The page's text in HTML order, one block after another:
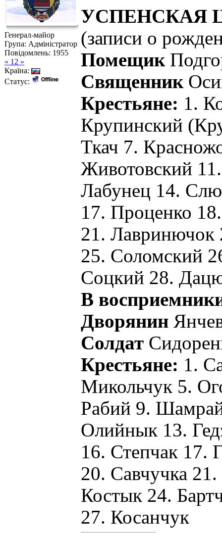
Генерал-майор
Група: Адміністратор
Повідомлень: 1955
« 12 »
Країна:
Статус:
УСПЕНСКАЯ
(записи о
Помещик
Священник
Крестьяне: 1.
Крупинский
Ткач 7.
Животовский
Лабунец 14.
17. Проценко
21. Лавринючок
25. Соломский
Соцкий 28.
В
Дворянин
Солдат
Крестьяне: 1.
Микольчук 5.
Рабий 9.
Олийнык 13.
16. Степчак 17.
20. Савчучка
Костык 24.
27. Косанчук